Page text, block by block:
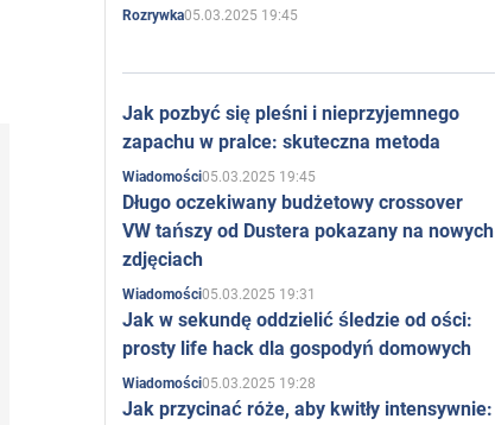
Rozrywka05.03.2025 19:45
Jak pozbyć się pleśni i nieprzyjemnego
zapachu w pralce: skuteczna metoda
Wiadomości05.03.2025 19:45
Długo oczekiwany budżetowy crossover
VW tańszy od Dustera pokazany na nowych
zdjęciach
Wiadomości05.03.2025 19:31
Jak w sekundę oddzielić śledzie od ości:
prosty life hack dla gospodyń domowych
Wiadomości05.03.2025 19:28
Jak przycinać róże, aby kwitły intensywnie: